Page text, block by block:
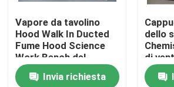
Mobilia moderna del laboratorio
Mobilia del laboratorio della
Vapore da tavolino
Hood Walk In Ducted
Fume Hood Science
Work Bench del
laboratorio
Invia richiesta
dello
di